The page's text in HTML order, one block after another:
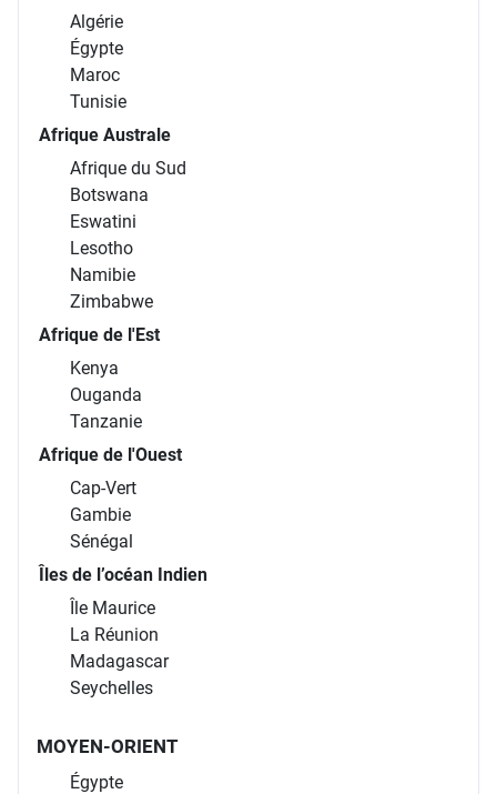
Algérie
Égypte
Maroc
Tunisie
Afrique Australe
Afrique du Sud
Botswana
Eswatini
Lesotho
Namibie
Zimbabwe
Afrique de l'Est
Kenya
Ouganda
Tanzanie
Afrique de l'Ouest
Cap-Vert
Gambie
Sénégal
Îles de l’océan Indien
Île Maurice
La Réunion
Madagascar
Seychelles
MOYEN-ORIENT
Égypte